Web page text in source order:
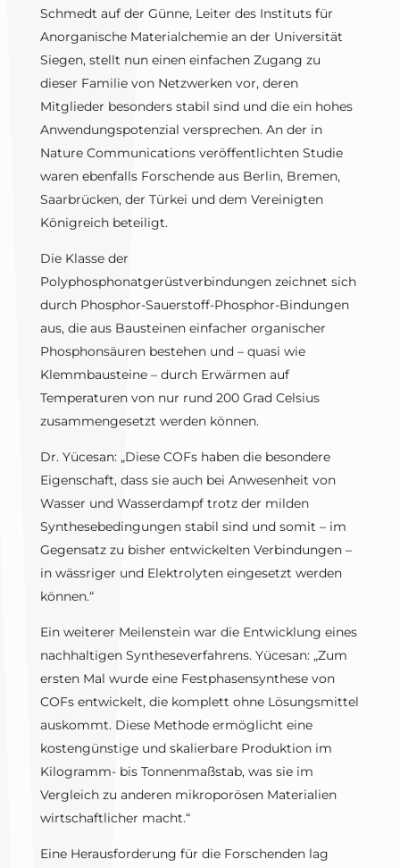
Schmedt auf der Günne, Leiter des Instituts für
Anorganische Materialchemie an der Universität
Siegen, stellt nun einen einfachen Zugang zu
dieser Familie von Netzwerken vor, deren
Mitglieder besonders stabil sind und die ein hohes
Anwendungspotenzial versprechen. An der in
Nature Communications veröffentlichten Studie
waren ebenfalls Forschende aus Berlin, Bremen,
Saarbrücken, der Türkei und dem Vereinigten
Königreich beteiligt.
Die Klasse der
Polyphosphonatgerüstverbindungen zeichnet sich
durch Phosphor-Sauerstoff-Phosphor-Bindungen
aus, die aus Bausteinen einfacher organischer
Phosphonsäuren bestehen und – quasi wie
Klemmbausteine – durch Erwärmen auf
Temperaturen von nur rund 200 Grad Celsius
zusammengesetzt werden können.
Dr. Yücesan: „Diese COFs haben die besondere
Eigenschaft, dass sie auch bei Anwesenheit von
Wasser und Wasserdampf trotz der milden
Synthesebedingungen stabil sind und somit – im
Gegensatz zu bisher entwickelten Verbindungen –
in wässriger und Elektrolyten eingesetzt werden
können.“
Ein weiterer Meilenstein war die Entwicklung eines
nachhaltigen Syntheseverfahrens. Yücesan: „Zum
ersten Mal wurde eine Festphasensynthese von
COFs entwickelt, die komplett ohne Lösungsmittel
auskommt. Diese Methode ermöglicht eine
kostengünstige und skalierbare Produktion im
Kilogramm- bis Tonnenmaßstab, was sie im
Vergleich zu anderen mikroporösen Materialien
wirtschaftlicher macht.“
Eine Herausforderung für die Forschenden lag